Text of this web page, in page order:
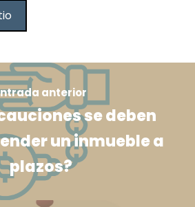
anterior
se deben
un inmueble a
plazos?